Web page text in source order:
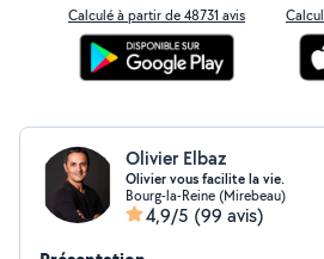
Calculé à partir de 48731 avis
Olivier Elbaz
Olivier vous facilite la vie.
Bourg-la-Reine (Mirebeau)
4,9/5 (99 avis)